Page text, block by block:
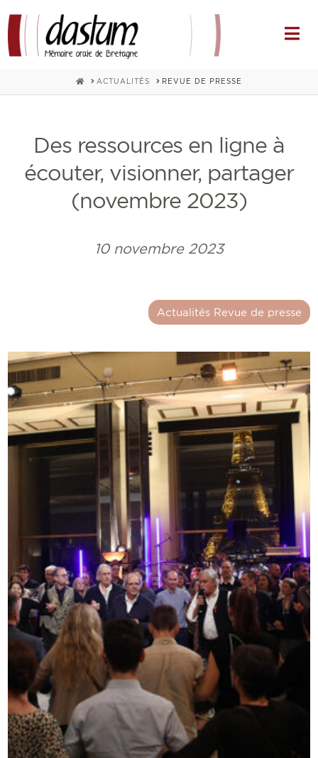
HOME
ACTUALITÉS REVUE DE PRESSE
Des ressources en ligne à
écouter, visionner, partager
(novembre 2023)
10 novembre 2023
Actualités Revue de presse